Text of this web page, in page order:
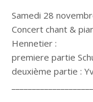
Samedi 28
Concert chant &
Hennetier :
premiere partie
deuxième partie :